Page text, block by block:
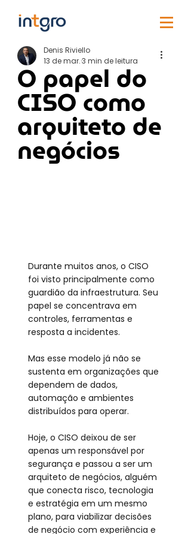
O papel do
CISO como
arquiteto de
negócios
Denis Riviello
13 de mar.3 min de leitura
Durante muitos anos, o CISO
foi visto principalmente como
guardião da infraestrutura. Seu
papel se concentrava em
controles, ferramentas e
resposta a incidentes.
Mas esse modelo já não se
sustenta em organizações que
dependem de dados,
automação e ambientes
distribuídos para operar.
Hoje, o CISO deixou de ser
apenas um responsável por
segurança e passou a ser um
arquiteto de negócios, alguém
que conecta risco, tecnologia
e estratégia em um mesmo
plano, para viabilizar decisões
de negócio com experiência e